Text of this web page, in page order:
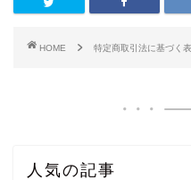
HOME 特定商取引法に基づく
人気の記事